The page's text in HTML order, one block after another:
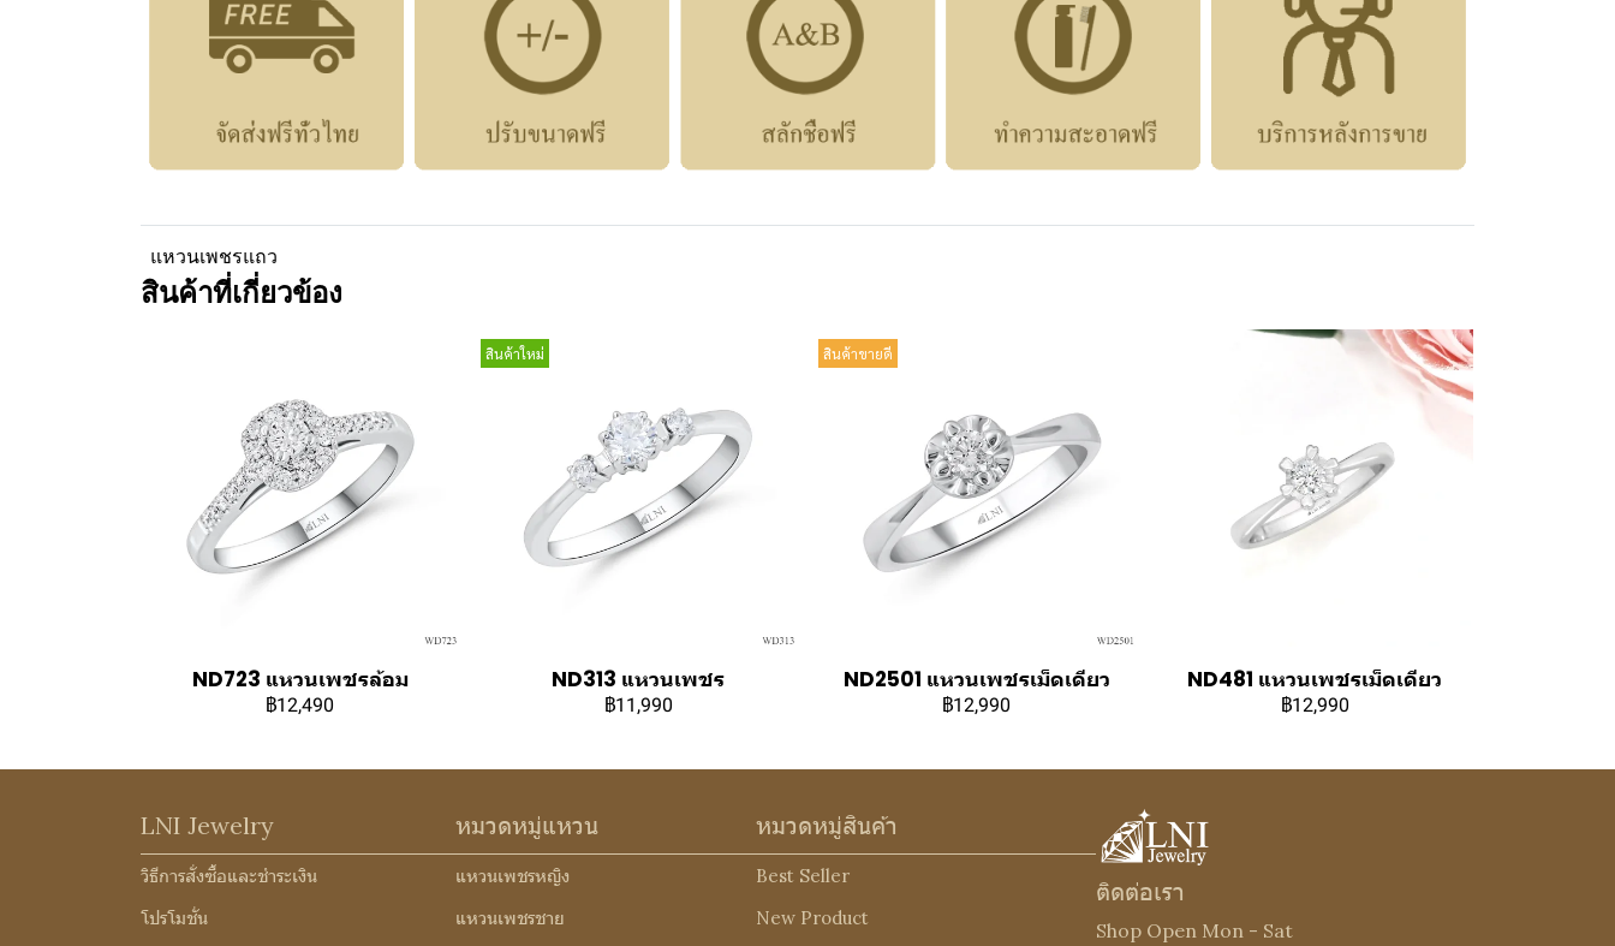
แหวนเพชรแถว
สินค้าที่เกี่ยวข้อง
ND723 แหวนเพชรล้อม
฿12,490
สินค้าใหม่
ND313 แหวนเพชร
฿11,990
สินค้าขายดี
ND2501 แหวนเพชรเม็ดเดียว
฿12,990
ND481 แหวนเพชรเม็ดเดียว
฿12,990
LNI Jewelry
วิธีการสั่งซื้อและชำระเงิน
โปรโมชั่น
หมวดหมู่แหวน
แหวนเพชรหญิง
แหวนเพชรชาย
หมวดหมู่สินค้า
Best Seller
New Product
ติดต่อเรา
Shop Open Mon - Sat